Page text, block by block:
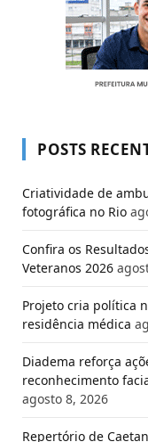
POSTS
Criatividade de
fotográfica no Rio
Confira os
Veteranos 2026
Projeto cria política
residência médica
Diadema reforça
reconhecimento
agosto 8, 2026
Repertório de